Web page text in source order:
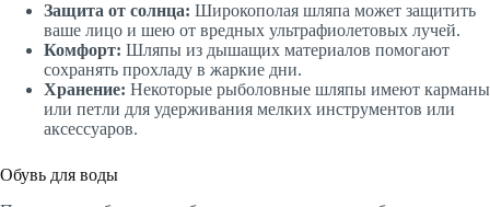
Защита от солнца: Широкополая шляпа может защитить
ваше лицо и шею от вредных ультрафиолетовых лучей.
Комфорт: Шляпы из дышащих материалов помогают
сохранять прохладу в жаркие дни.
Хранение: Некоторые рыболовные шляпы имеют карманы
или петли для удерживания мелких инструментов или
аксессуаров.
Обувь для воды